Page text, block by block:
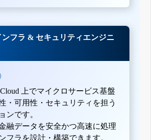
ンフラ & セキュリティエンジニ
上でマイクロサービス基盤
・可用性・セキュリティを担う
ンです。
融データを安全かつ高速に処理
フラを設計・構築できます。